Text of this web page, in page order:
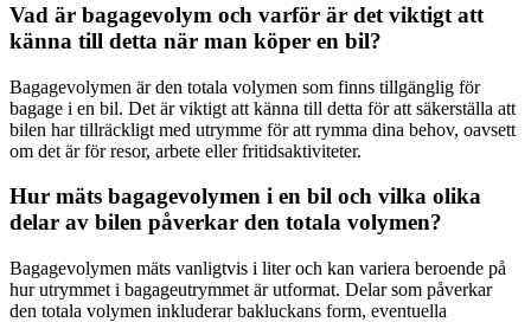
Vad är bagagevolym och varför är det viktigt att
känna till detta när man köper en bil?
Bagagevolymen är den totala volymen som finns tillgänglig för
bagage i en bil. Det är viktigt att känna till detta för att säkerställa att
bilen har tillräckligt med utrymme för att rymma dina behov, oavsett
om det är för resor, arbete eller fritidsaktiviteter.
Hur mäts bagagevolymen i en bil och vilka olika
delar av bilen påverkar den totala volymen?
Bagagevolymen mäts vanligtvis i liter och kan variera beroende på
hur utrymmet i bagageutrymmet är utformat. Delar som påverkar
den totala volymen inkluderar bakluckans form, eventuella